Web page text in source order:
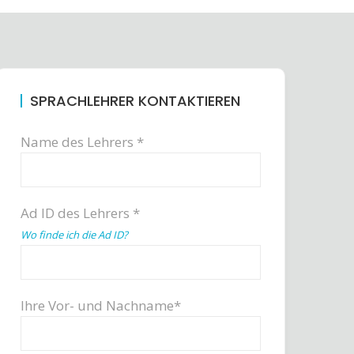
SPRACHLEHRER KONTAKTIEREN
Name des Lehrers *
Ad ID des Lehrers *
Wo finde ich die Ad ID?
Ihre Vor- und Nachname*